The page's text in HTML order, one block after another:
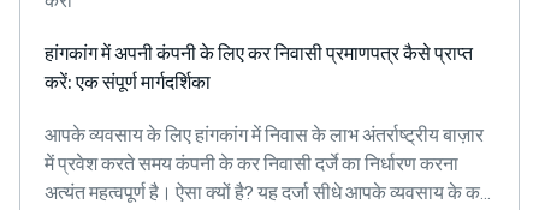
हांगकांग में अपनी कंपनी के लिए कर निवासी प्रमाणपत्र कैसे प्राप्त
करें: एक संपूर्ण मार्गदर्शिका
आपके व्यवसाय के लिए हांगकांग में निवास के लाभ अंतर्राष्ट्रीय बाज़ार
में प्रवेश करते समय कंपनी के कर निवासी दर्जे का निर्धारण करना
अत्यंत महत्वपूर्ण है। ऐसा क्यों है? यह दर्जा सीधे आपके व्यवसाय के क...